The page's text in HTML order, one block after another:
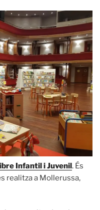
Infantil i Juvenil. És
realitza a Mollerussa,